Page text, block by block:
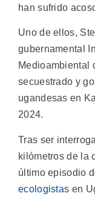
han sufrido
Uno de ellos,
gubernamental
Medioambiental
secuestrado y
ugandesas en
2024.
Tras ser
kilómetros de la
último episodio
ecologistas en